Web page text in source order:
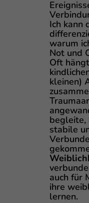
Ich kann
warum
Not und
Oft
kleinen)
begleite,
stabile
auch für
ihre
lernen.